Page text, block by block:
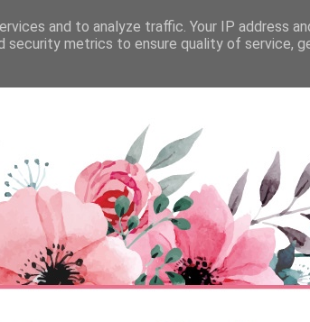
BABA SZEMÉLYES VIDEÓ
and to analyze traffic. Your IP address
security metrics to ensure quality of service,